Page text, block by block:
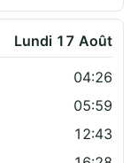
Lundi 17 Août
04:26
05:59
12:43